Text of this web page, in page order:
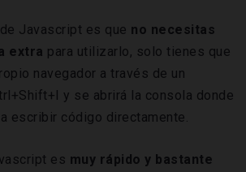
Javascript es que no necesitas
extra para utilizarlo, solo tienes que
navegador a través de un
y se abrirá la consola donde
escribir código directamente.
es muy rápido y bastante